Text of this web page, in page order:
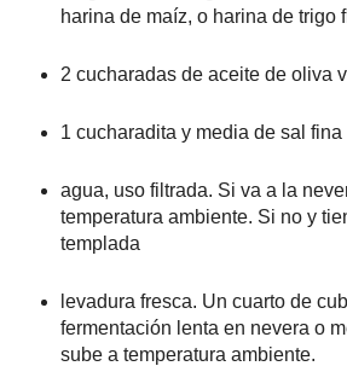
harina de maíz, o harina de trigo
2 cucharadas de aceite de oliva
1 cucharadita y media de sal fina
agua, uso filtrada. Si va a la
temperatura ambiente. Si no y
templada
levadura fresca. Un cuarto de
fermentación lenta en nevera o
sube a temperatura ambiente.